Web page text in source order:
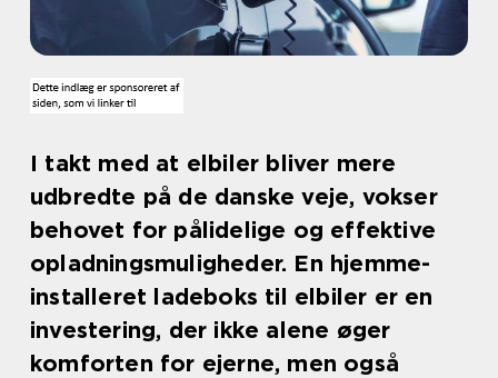
I takt med at elbiler bliver mere
udbredte på de danske veje, vokser
behovet for pålidelige og effektive
opladningsmuligheder. En hjemme-
installeret ladeboks til elbiler er en
investering, der ikke alene øger
komforten for ejerne, men også